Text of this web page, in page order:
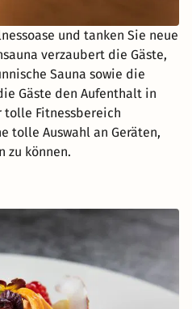
und tanken Sie neue
verzaubert die Gäste,
Sauna sowie die
Gäste den Aufenthalt in
tolle Fitnessbereich
tolle Auswahl an Geräten,
zu können.